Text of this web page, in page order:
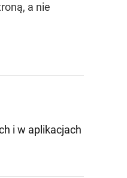
a nie
i w aplikacjach